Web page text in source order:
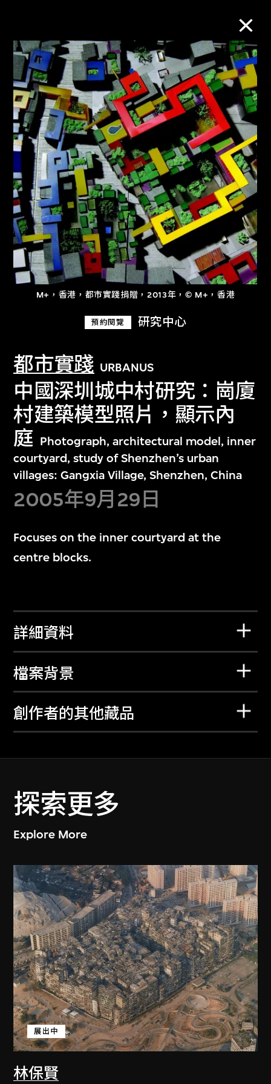
M+，香港，都市實踐捐贈，2013年，© M+，香港
預約閱覽 研究中心
都市實踐 URBANUS
中國深圳城中村研究：崗廈
村建築模型照片，顯示內
庭 Photograph, architectural model, inner
courtyard, study of Shenzhen’s urban
villages: Gangxia Village, Shenzhen, China
2005年9月29日
Focuses on the inner courtyard at the
centre blocks.
詳細資料
檔案背景
創作者的其他藏品
探索更多
Explore More
林保賢
展出中
M+藏品
進一步篩選 搜索
關於M+藏品
探索世界頂級的二十及二十一世紀視覺
文化藏品。